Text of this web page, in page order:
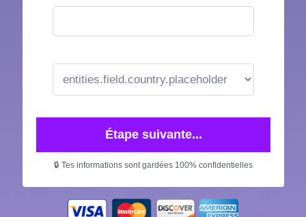
Étape suivante...
🔒 Tes informations sont gardées 100% confidentielles